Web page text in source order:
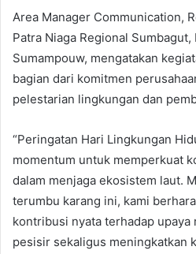
Area Manager Communication,
Patra Niaga Regional
Sumampouw, mengatakan
bagian dari komitmen
pelestarian lingkungan dan
“Peringatan Hari Lingkungan
momentum untuk memperkuat
dalam menjaga ekosistem laut.
terumbu karang ini, kami
kontribusi nyata terhadap
pesisir sekaligus meningkatkan